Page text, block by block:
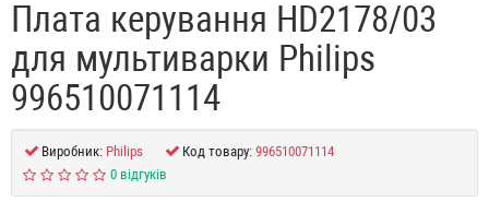
Плата керування HD2178/03
для мультиварки Philips
996510071114
Виробник: Philips Код товару: 996510071114
0 відгуків